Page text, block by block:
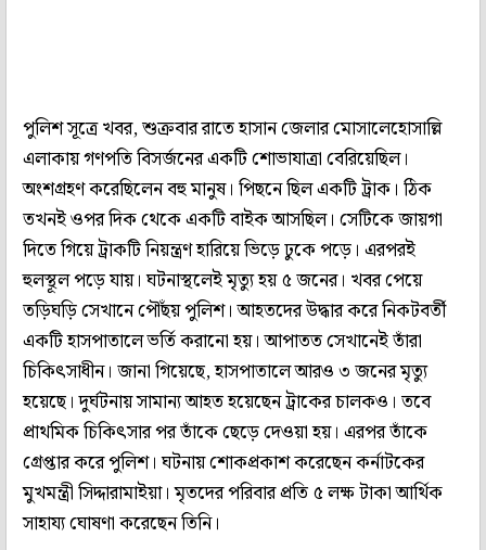
পুলিশ সূত্রে খবর, শুক্রবার রাতে হাসান জেলার মোসালেহোসাল্লি
এলাকায় গণপতি বিসর্জনের একটি শোভাযাত্রা বেরিয়েছিল।
অংশগ্রহণ করেছিলেন বহু মানুষ। পিছনে ছিল একটি ট্রাক। ঠিক
তখনই ওপর দিক থেকে একটি বাইক আসছিল। সেটিকে জায়গা
দিতে গিয়ে ট্রাকটি নিয়ন্ত্রণ হারিয়ে ভিড়ে ঢুকে পড়ে। এরপরই
হুলস্থূল পড়ে যায়। ঘটনাস্থলেই মৃত্যু হয় ৫ জনের। খবর পেয়ে
তড়িঘড়ি সেখানে পৌঁছয় পুলিশ। আহতদের উদ্ধার করে নিকটবর্তী
একটি হাসপাতালে ভর্তি করানো হয়। আপাতত সেখানেই তাঁরা
চিকিৎসাধীন। জানা গিয়েছে, হাসপাতালে আরও ৩ জনের মৃত্যু
হয়েছে। দুর্ঘটনায় সামান্য আহত হয়েছেন ট্রাকের চালকও। তবে
প্রাথমিক চিকিৎসার পর তাঁকে ছেড়ে দেওয়া হয়। এরপর তাঁকে
গ্রেপ্তার করে পুলিশ। ঘটনায় শোকপ্রকাশ করেছেন কর্নাটকের
মুখমন্ত্রী সিদ্দারামাইয়া। মৃতদের পরিবার প্রতি ৫ লক্ষ টাকা আর্থিক
সাহায্য ঘোষণা করেছেন তিনি।